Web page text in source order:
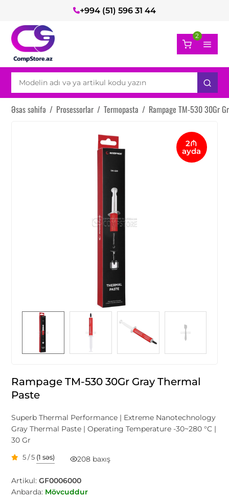
+994 (51) 596 31 44
2
Əsas səhifə / Prosessorlar / Termopasta / Rampage TM-530 30Gr
2₼
ayda
Rampage TM-530 30Gr Gray Thermal
Paste
Superb Thermal Performance | Extreme Nanotechnology
Gray Thermal Paste | Operating Temperature -30~280 °C |
30 Gr
5 / 5 (1 səs) 208 baxış
Artikul:GF0006000
Anbarda: Mövcuddur